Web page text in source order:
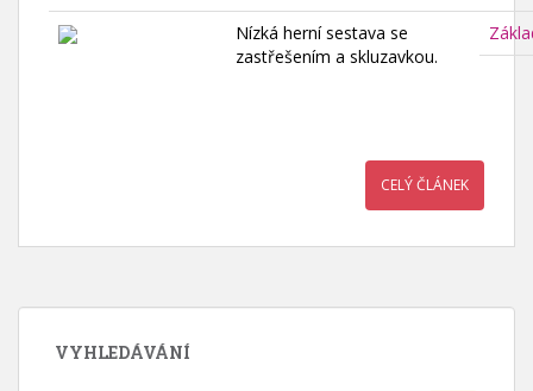
Nízká herní sestava se
zastřešením a skluzavkou.
CELÝ ČLÁNEK
VYHLEDÁVÁNÍ